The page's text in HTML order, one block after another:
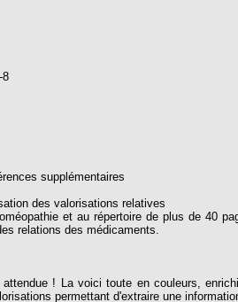
8
supplémentaires
des valorisations relatives
et au répertoire de plus de 40
relations des médicaments.
! La voici toute en couleurs,
permettant d'extraire une